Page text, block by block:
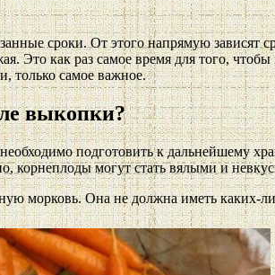
сроки. От этого напрямую
Это как раз самое время для того,
только самое важное.
выкопки?
подготовить к дальнейшему
корнеплоды могут стать вялыми и
морковь. Она не должна иметь